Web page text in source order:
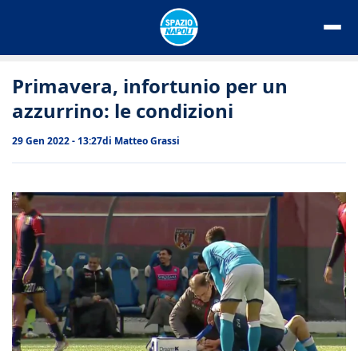
Primavera, infortunio per un
azzurrino: le condizioni
29 Gen 2022 - 13:27di Matteo Grassi